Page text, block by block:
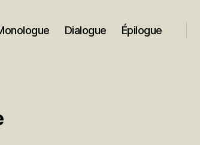
Dialogue Épilogue